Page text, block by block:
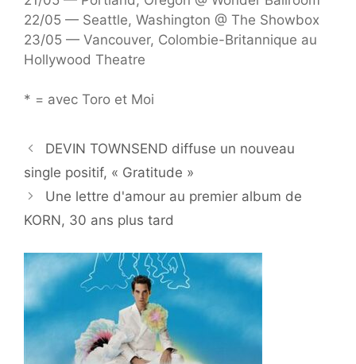
22/05 — Seattle, Washington @ The Showbox
23/05 — Vancouver, Colombie-Britannique au
Hollywood Theatre
* = avec Toro et Moi
DEVIN TOWNSEND diffuse un nouveau
single positif, « Gratitude »
Une lettre d'amour au premier album de
KORN, 30 ans plus tard